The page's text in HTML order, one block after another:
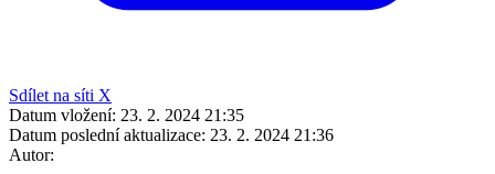
Sdílet na síti X
Datum vložení: 23. 2. 2024 21:35
Datum poslední aktualizace: 23. 2. 2024 21:36
Autor: